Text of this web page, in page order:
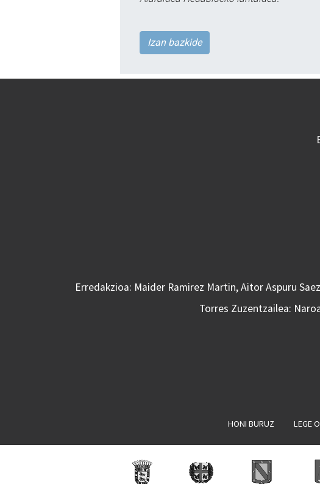
Izan bazkide
Erredakzioa: Maider Ramirez Martin, Aitor Aspuru
Torres Zuzentzailea:
HONI BURUZ LEGE